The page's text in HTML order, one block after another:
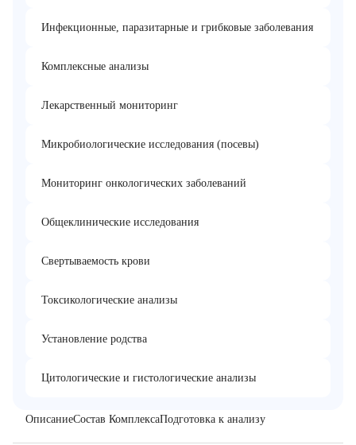
Инфекционные, паразитарные и грибковые заболевания
Комплексные анализы
Лекарственный мониторинг
Микробиологические исследования (посевы)
Мониторинг онкологических заболеваний
Общеклинические исследования
Свертываемость крови
Токсикологические анализы
Установление родства
Цитологические и гистологические анализы
ОписаниеСостав КомплексаПодготовка к анализу